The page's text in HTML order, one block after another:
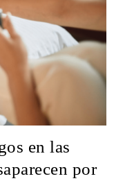
en las
por